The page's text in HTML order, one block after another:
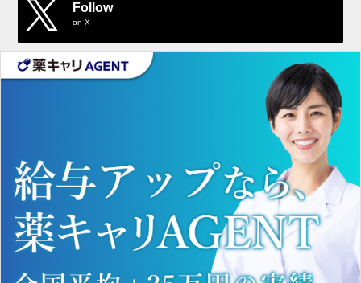
Follow
on X